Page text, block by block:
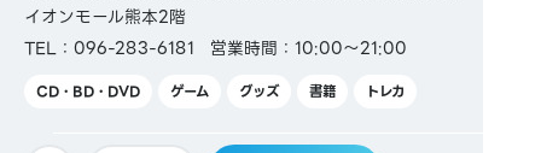
イオンモール熊本2階
TEL：096-283-6181
営業時間：10:00～21:00
CD・BD・DVD ゲーム グッズ 書籍 トレカ